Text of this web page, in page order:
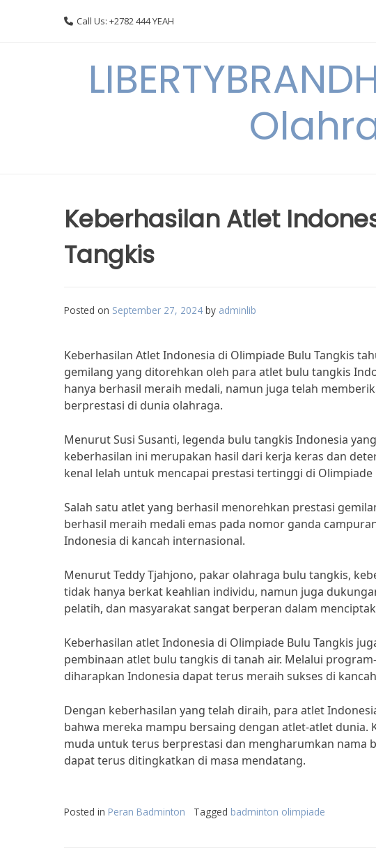
Call Us: +2782 444 YEAH
Keberhasilan Atlet
Tangkis
Posted on September 27, 2024 by adminlib
Keberhasilan Atlet Indonesia di Olimpiade Bulu Tangkis
gemilang yang ditorehkan oleh para atlet bulu tangkis
hanya berhasil meraih medali, namun juga telah
berprestasi di dunia olahraga.
Menurut Susi Susanti, legenda bulu tangkis Indonesia
keberhasilan ini merupakan hasil dari kerja keras dan
kenal lelah untuk mencapai prestasi tertinggi di Olimpiade
Salah satu atlet yang berhasil menorehkan prestasi
berhasil meraih medali emas pada nomor ganda
Indonesia di kancah internasional.
Menurut Teddy Tjahjono, pakar olahraga bulu tangkis,
tidak hanya berkat keahlian individu, namun juga
pelatih, dan masyarakat sangat berperan dalam
Keberhasilan atlet Indonesia di Olimpiade Bulu Tangkis
pembinaan atlet bulu tangkis di tanah air. Melalui
diharapkan Indonesia dapat terus meraih sukses di
Dengan keberhasilan yang telah diraih, para atlet
bahwa mereka mampu bersaing dengan atlet-atlet dunia.
muda untuk terus berprestasi dan mengharumkan nama
dapat terus ditingkatkan di masa mendatang.
Posted in Peran Badminton Tagged badminton olimpiade